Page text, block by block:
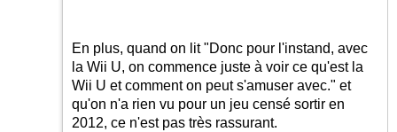
En plus, quand on lit "Donc pour l'instand, avec
la Wii U, on commence juste à voir ce qu'est la
Wii U et comment on peut s'amuser avec." et
qu'on n'a rien vu pour un jeu censé sortir en
2012, ce n'est pas très rassurant.